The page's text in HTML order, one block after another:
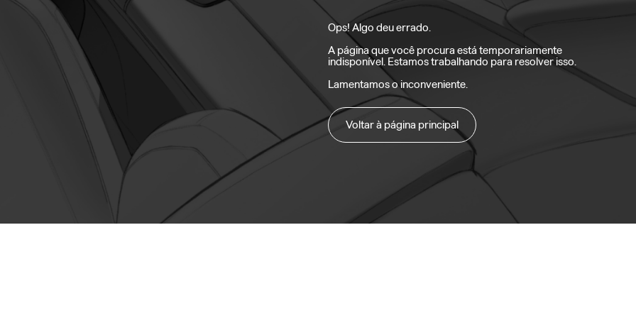
Ops! Algo deu errado.
A página que você procura está temporariamente
indisponível. Estamos trabalhando para resolver isso.
Lamentamos o inconveniente.
Voltar à página principal